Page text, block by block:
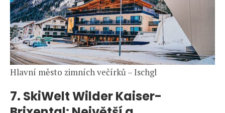
Hlavní město zimních večírků – Ischgl
7. SkiWelt Wilder Kaiser-